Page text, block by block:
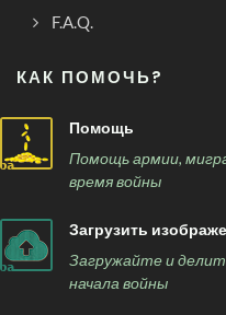
F.A.Q.
КАК ПОМОЧЬ?
Помощь
Помощь армии,
время войны
Загрузить
Загружайте и
начала войны